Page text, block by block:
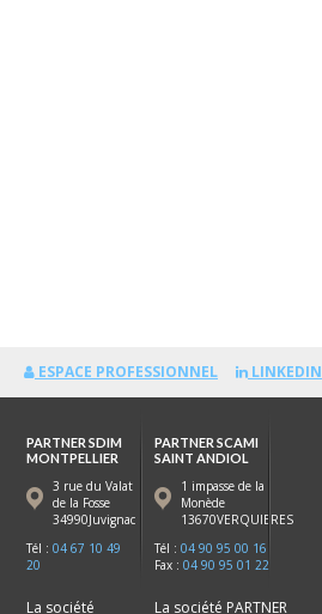
ESPACE PROFESSIONNEL LINKEDIN
PARTNER SDIM
MONTPELLIER
3 rue du Valat
de la Fosse
34990Juvignac
Tél :04 67 10 49
20
La société
PARTNER SCAMI
SAINT ANDIOL
1 impasse de la
Monède
13670VERQUIERES
Tél :04 90 95 00 16
Fax :04 90 95 01 22
La société PARTNER